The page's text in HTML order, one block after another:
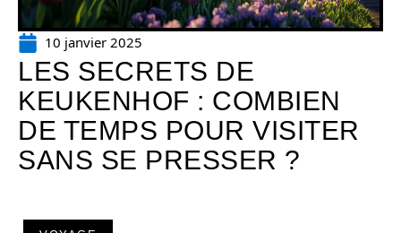
10 janvier 2025
LES SECRETS DE
KEUKENHOF : COMBIEN
DE TEMPS POUR VISITER
SANS SE PRESSER ?